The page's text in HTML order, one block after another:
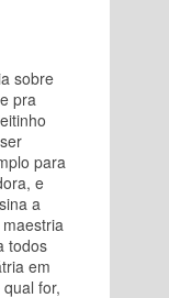
sobre
pra
para
e
a
todos
em
for,